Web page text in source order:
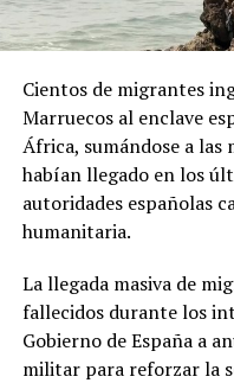
La normativa deberá
su continuidad.
Cientos de migrantes
Marruecos al enclave
África, sumándose a las
habían llegado en los
autoridades españolas
humanitaria.
La llegada masiva de
fallecidos durante los
Gobierno de España a
militar para reforzar la